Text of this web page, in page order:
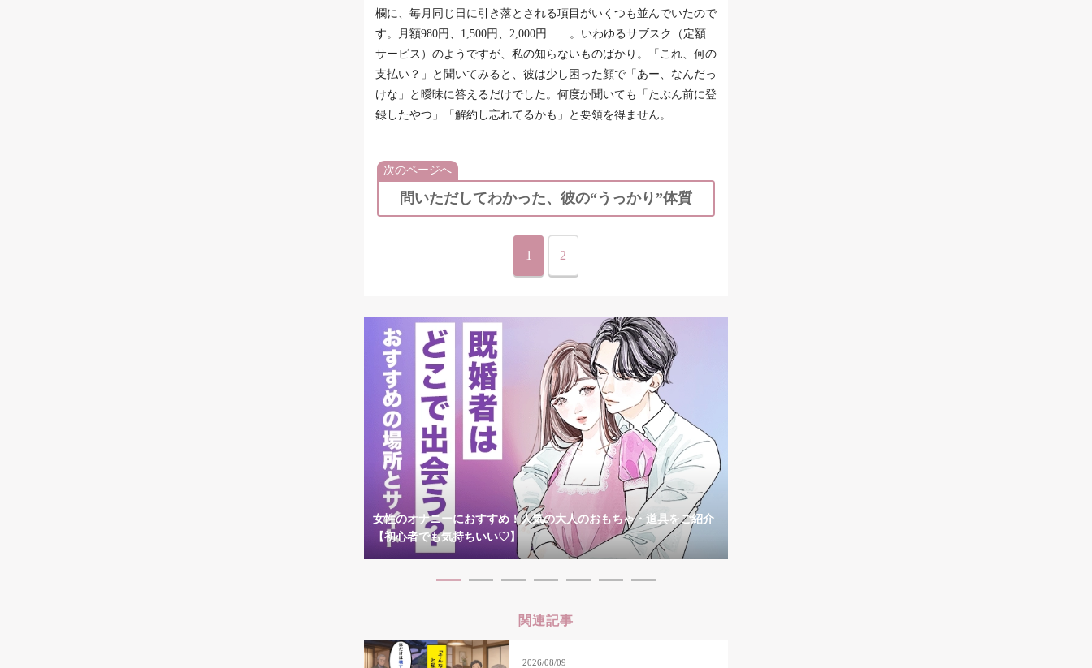
欄に、毎月同じ日に引き落とされる項目がいくつも並んでいたので
す。月額980円、1,500円、2,000円……。いわゆるサブスク（定額
サービス）のようですが、私の知らないものばかり。「これ、何の
支払い？」と聞いてみると、彼は少し困った顔で「あー、なんだっ
けな」と曖昧に答えるだけでした。何度か聞いても「たぶん前に登
録したやつ」「解約し忘れてるかも」と要領を得ません。
次のページへ
問いただしてわかった、彼の“うっかり”体質
1 2
女性のオナニーにおすすめ！人気の大人のおもちゃ・道具をご紹介
【初心者でも気持ちいい♡】
関連記事
2026/08/09